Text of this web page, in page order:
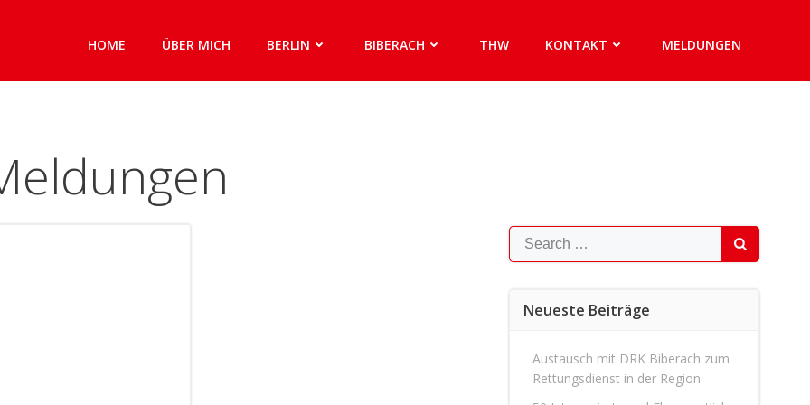
HOME ÜBER MICH BERLIN BIBERACH THW KONTAKT MELDUNGEN
Search
for:
Neueste Beiträge
Austausch mit DRK Biberach zum
Rettungsdienst in der Region